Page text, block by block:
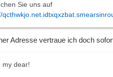
Sie uns auf
Adresse vertraue ich doch
my dear!